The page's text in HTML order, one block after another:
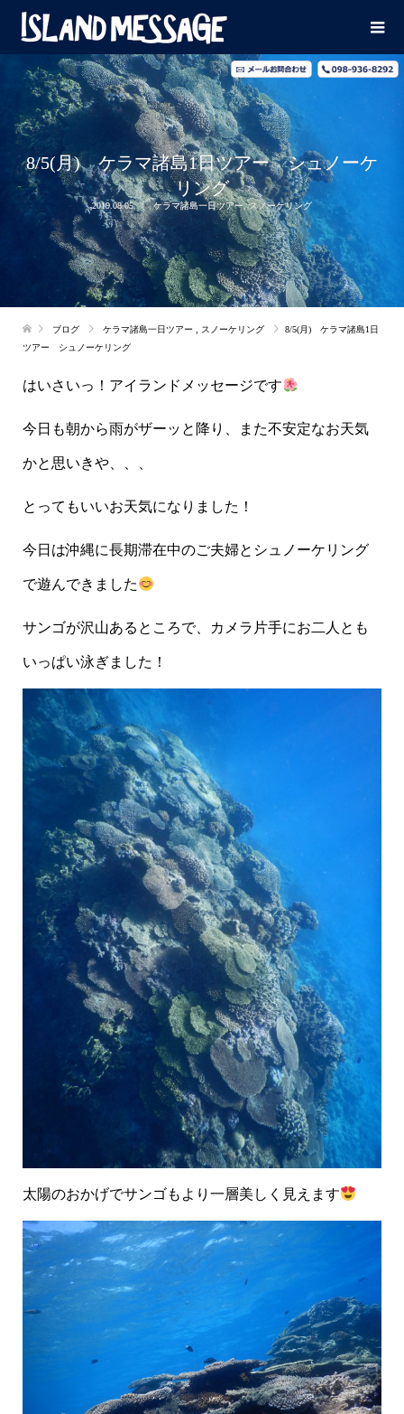
8/5(月) ケラマ諸島1日ツアー シュノーケ
リング
2019.08.05 ケラマ諸島一日ツアー,スノーケリング
ブログ ケラマ諸島一日ツアー スノーケリング
8/5(月) ケラマ諸島1日
ツアー シュノーケリング
はいさいっ！アイランドメッセージです
今日も朝から雨がザーッと降り、また不安定なお天気
かと思いきや、、、
とってもいいお天気になりました！
今日は沖縄に長期滞在中のご夫婦とシュノーケリング
で遊んできました
サンゴが沢山あるところで、カメラ片手にお二人とも
いっぱい泳ぎました！
太陽のおかげでサンゴもより一層美しく見えます